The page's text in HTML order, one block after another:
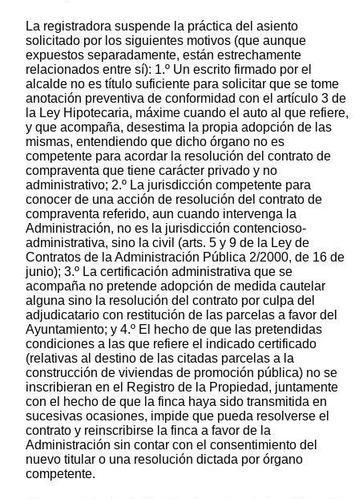
La registradora suspende la práctica del asiento
solicitado por los siguientes motivos (que aunque
expuestos separadamente, están estrechamente
relacionados entre sí): 1.º Un escrito firmado por el
alcalde no es título suficiente para solicitar que se tome
anotación preventiva de conformidad con el artículo 3 de
la Ley Hipotecaria, máxime cuando el auto al que refiere,
y que acompaña, desestima la propia adopción de las
mismas, entendiendo que dicho órgano no es
competente para acordar la resolución del contrato de
compraventa que tiene carácter privado y no
administrativo; 2.º La jurisdicción competente para
conocer de una acción de resolución del contrato de
compraventa referido, aun cuando intervenga la
Administración, no es la jurisdicción contencioso-
administrativa, sino la civil (arts. 5 y 9 de la Ley de
Contratos de la Administración Pública 2/2000, de 16 de
junio); 3.º La certificación administrativa que se
acompaña no pretende adopción de medida cautelar
alguna sino la resolución del contrato por culpa del
adjudicatario con restitución de las parcelas a favor del
Ayuntamiento; y 4.º El hecho de que las pretendidas
condiciones a las que refiere el indicado certificado
(relativas al destino de las citadas parcelas a la
construcción de viviendas de promoción pública) no se
inscribieran en el Registro de la Propiedad, juntamente
con el hecho de que la finca haya sido transmitida en
sucesivas ocasiones, impide que pueda resolverse el
contrato y reinscribirse la finca a favor de la
Administración sin contar con el consentimiento del
nuevo titular o una resolución dictada por órgano
competente.